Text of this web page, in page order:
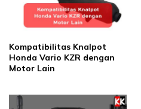
Kompatibilitas Knalpot
Honda Vario KZR dengan
Motor Lain